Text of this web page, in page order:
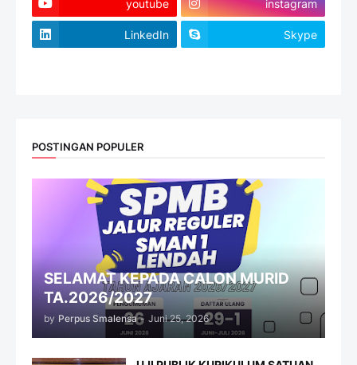
youtube instagram
LinkedIn Skype
POSTINGAN POPULER
SELAMAT KEPADA CALON MURID
TA.2026/2027
by Perpus Smalensa - Juni 25, 2026